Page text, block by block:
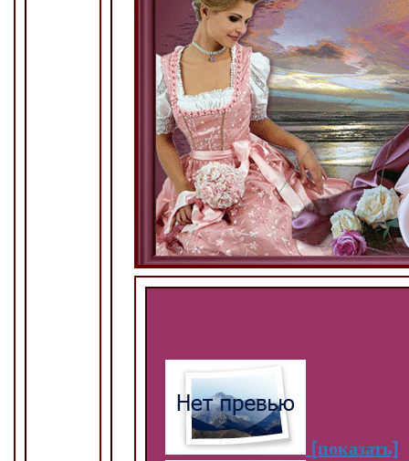
[показать]